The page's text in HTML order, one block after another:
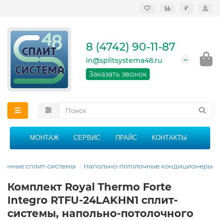
₽
кондиционеров в
области
График работы: 9:00 -
21:00 без перерыва и
8 (4742) 90-11-87
in@splitsystema48.ru
Заказать звонок
МОНТАЖ СЕРВИС ПРАЙС КОНТАКТЫ
сплит-системы Напольно-потолочные кондиционеры
Комплект Royal Thermo Forte
Integro RTFU-24LAKHN1 сплит-
системы, напольно-потолочного